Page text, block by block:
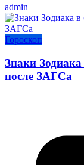
admin
Гороскоп
Знаки
после ЗАГСа